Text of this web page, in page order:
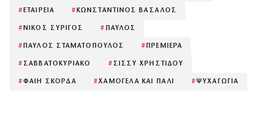
#ΕΤΑΙΡΕΙΑ #ΚΩΝΣΤΑΝΤΙΝΟΣ ΒΑΣΑΛΟΣ
#ΝΙΚΟΣ ΣΥΡΙΓΟΣ # ΠΑΥΛΟΣ
#ΠΑΥΛΟΣ ΣΤΑΜΑΤΟΠΟΥΛΟΣ #ΠΡΕΜΙΕΡΑ
# ΣΑΒΒΑΤΟΚΥΡΙΑΚΟ # ΣΙΣΣΥ ΧΡΗΣΤΙΔΟΥ
#ΦΑΙΗ ΣΚΟΡΔΑ #ΧΑΜΟΓΕΛΑ ΚΑΙ ΠΑΛΙ #ΨΥΧΑΓΩΓΙΑ